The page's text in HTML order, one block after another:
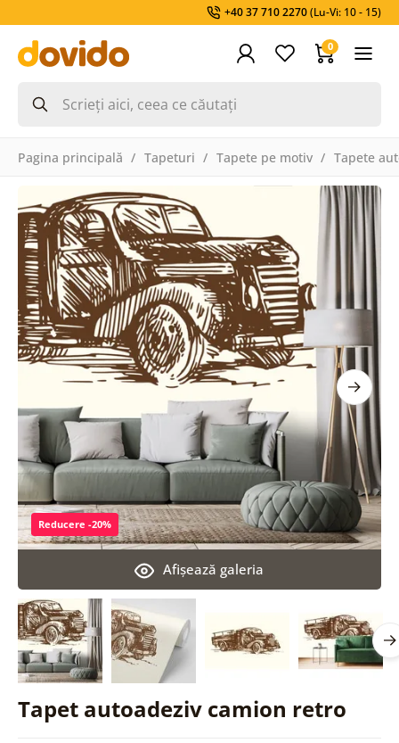
+40 37 710 2270(Lu-Vi: 10 - 15)
0
Pagina principală Tapeturi Tapete pe motiv Tapete
Tapet autoadeziv camion retro
Afişează galeria
Reducere -20%